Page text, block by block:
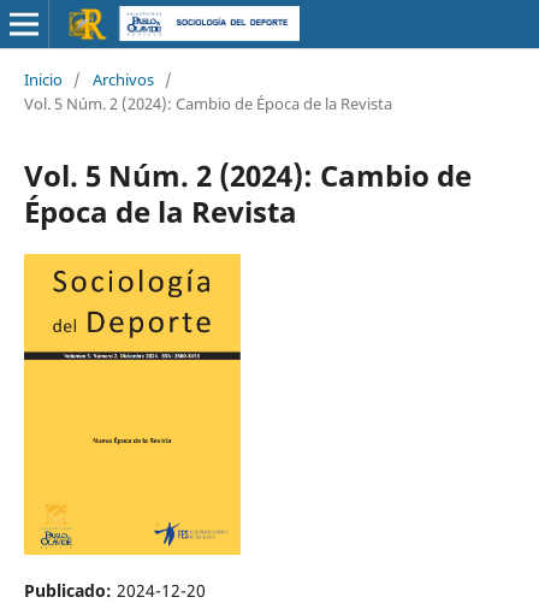
Inicio / Archivos /
Vol. 5 Núm. 2 (2024): Cambio de Época de la Revista
Vol. 5 Núm. 2 (2024): Cambio de
Época de la Revista
Publicado: 2024-12-20